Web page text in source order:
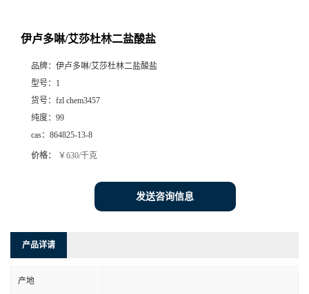
伊卢多啉/艾莎杜林二盐酸盐
品牌： 伊卢多啉/艾莎杜林二盐酸盐
型号： 1
货号： fzl chem3457
纯度： 99
cas： 864825-13-8
价格： ￥630/千克
发送咨询信息
产品详请
产地